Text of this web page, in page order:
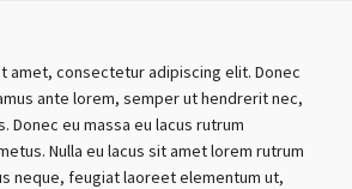
amet, consectetur adipiscing elit. Donec
ante lorem, semper ut hendrerit nec,
Donec eu massa eu lacus rutrum
Nulla eu lacus sit amet lorem rutrum
neque, feugiat laoreet elementum ut,